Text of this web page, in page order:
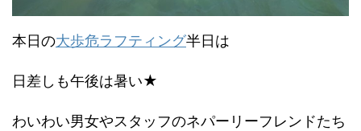
本日の大歩危ラフティング半日は
日差しも午後は暑い★
わいわい男女やスタッフのネパーリーフレンドたち